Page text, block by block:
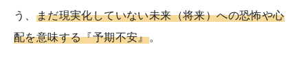
う、 まだ現実化していない未来（将来）への恐怖や心
配を意味する『予期不安』。